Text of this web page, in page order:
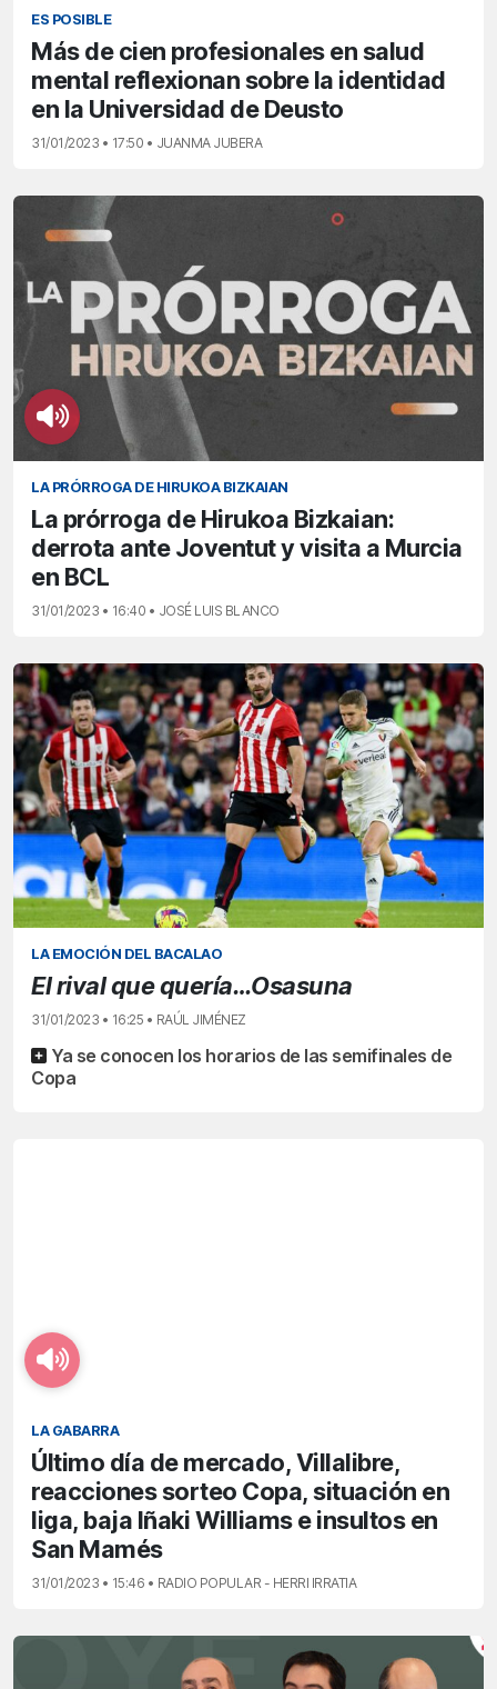
ES POSIBLE
Más de cien profesionales en salud
mental reflexionan sobre la identidad
en la Universidad de Deusto
31/01/2023 • 17:50 • JUANMA JUBERA
LA PRÓRROGA DE HIRUKOA BIZKAIAN
La prórroga de Hirukoa Bizkaian:
derrota ante Joventut y visita a Murcia
en BCL
31/01/2023 • 16:40 • JOSÉ LUIS BLANCO
LA EMOCIÓN DEL BACALAO
El rival que quería…Osasuna
31/01/2023 • 16:25 • RAÚL JIMÉNEZ
Ya se conocen los horarios de las semifinales de
Copa
LA GABARRA
Último día de mercado, Villalibre,
reacciones sorteo Copa, situación en
liga, baja Iñaki Williams e insultos en
San Mamés
31/01/2023 • 15:46 • RADIO POPULAR - HERRI IRRATIA